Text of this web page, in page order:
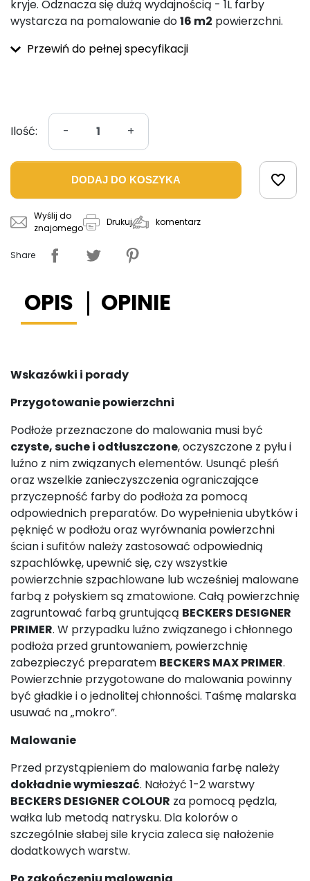
kryje. Odznacza się dużą wydajnością - 1L farby
wystarcza na pomalowanie do16 m2 powierzchni.
Przewiń do pełnej specyfikacji
Ilość: - +
DODAJ DO KOSZYKA favorite_border
Wyślij do
znajomego
Drukuj komentarz
Share
OPIS OPINIE
Wskazówki i porady
Przygotowanie powierzchni
Podłoże przeznaczone do malowania musi być
czyste, suche i odtłuszczone, oczyszczone z pyłu i
luźno z nim związanych elementów. Usunąć pleśń
oraz wszelkie zanieczyszczenia ograniczające
przyczepność farby do podłoża za pomocą
odpowiednich preparatów. Do wypełnienia ubytków i
pęknięć w podłożu oraz wyrównania powierzchni
ścian i sufitów należy zastosować odpowiednią
szpachlówkę, upewnić się, czy wszystkie
powierzchnie szpachlowane lub wcześniej malowane
farbą z połyskiem są zmatowione. Całą powierzchnię
zagruntować farbą gruntującą BECKERS DESIGNER
PRIMER. W przypadku luźno związanego i chłonnego
podłoża przed gruntowaniem, powierzchnię
zabezpieczyć preparatem BECKERS MAX PRIMER.
Powierzchnie przygotowane do malowania powinny
być gładkie i o jednolitej chłonności. Taśmę malarska
usuwać na „mokro”.
Malowanie
Przed przystąpieniem do malowania farbę należy
dokładnie wymieszać. Nałożyć 1-2 warstwy
BECKERS DESIGNER COLOUR za pomocą pędzla,
wałka lub metodą natrysku. Dla kolorów o
szczególnie słabej sile krycia zaleca się nałożenie
dodatkowych warstw.